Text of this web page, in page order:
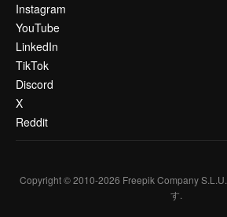
Instagram
YouTube
LinkedIn
TikTok
Discord
X
Reddit
Copyright © 2010-2026 Freepik Company S.L.U.
す.